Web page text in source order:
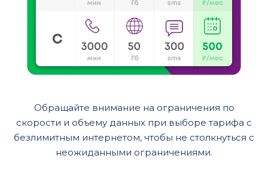
Обращайте внимание на ограничения по
скорости и объему данных при выборе тарифа с
безлимитным интернетом, чтобы не столкнуться с
неожиданными ограничениями.